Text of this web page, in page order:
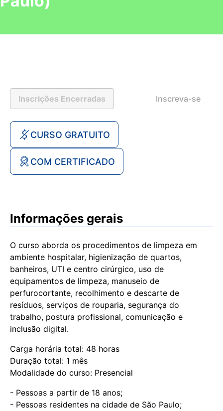
Inscrições Encerradas Inscreva-se
CURSO GRATUITO
COM CERTIFICADO
Informações gerais
O curso aborda os procedimentos de limpeza em
ambiente hospitalar, higienização de quartos,
banheiros, UTI e centro cirúrgico, uso de
equipamentos de limpeza, manuseio de
perfurocortante, recolhimento e descarte de
resíduos, serviços de rouparia, segurança do
trabalho, postura profissional, comunicação e
inclusão digital.
Carga horária total: 48 horas
Duração total: 1 mês
Modalidade do curso: Presencial
- Pessoas a partir de 18 anos;
- Pessoas residentes na cidade de São Paulo;